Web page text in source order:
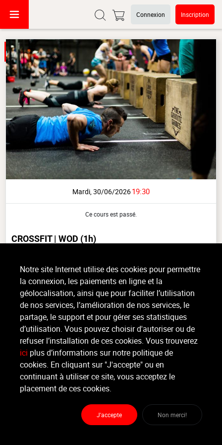
Connexion Inscription
Mardi, 30/06/202619:30
Ce cours est passé.
CROSSFIT | WOD (1h)
Le Crossfit est un programme de préparation physique et d'entraînement
musculaire qui repose sur un enchaînement de mouvements fonctionnels
variés, de forte intensité, et issus de différentes (...)
Lire la suite
Organisateur
CROSSFIT HERSTAL
Moniteur
Non renseigné
Crossfit Herstal
Rue faurieux 5 - 4040 Herstal
Notre site Internet utilise des cookies pour permettre
la connexion, les paiements en ligne et la
géolocalisation, ainsi que pour faciliter l’utilisation
de nos services, l’amélioration de nos services, le
partage, le support et pour gérer ses statistiques
d’utilisation. Vous pouvez choisir d'autoriser ou de
refuser l’installation de ces cookies. Vous trouverez
ici plus d’informations sur notre politique de
cookies. En cliquant sur "J'accepte" ou en
continuant à utiliser ce site, vous acceptez le
placement de ces cookies.
J'accepte Non merci!